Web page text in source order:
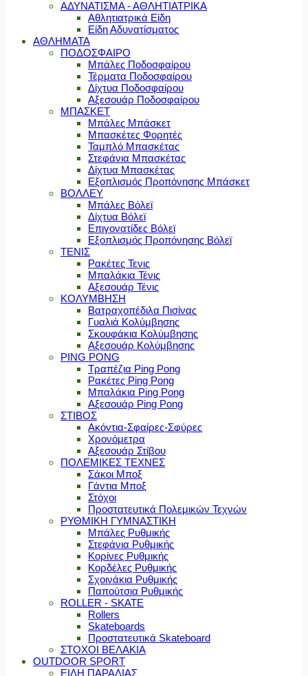
ΑΔΥΝΑΤΙΣΜΑ - ΑΘΛΗΤΙΑΤΡΙΚΑ
Αθλητιατρικά Είδη
Είδη Αδυνατίσματος
ΑΘΛΗΜΑΤΑ
ΠΟΔΟΣΦΑΙΡΟ
Μπάλες Ποδοσφαίρου
Τέρματα Ποδοσφαίρου
Δίχτυα Ποδοσφαίρου
Αξεσουάρ Ποδοσφαίρου
ΜΠΑΣΚΕΤ
Μπάλες Μπάσκετ
Μπασκέτες Φορητές
Ταμπλό Μπασκέτας
Στεφάνια Μπασκέτας
Δίχτυα Μπασκέτας
Εξοπλισμός Προπόνησης Μπάσκετ
ΒΟΛΛΕΥ
Μπάλες Βόλεϊ
Δίχτυα Βόλεϊ
Επιγονατίδες Βόλεϊ
Εξοπλισμός Προπόνησης Βόλεϊ
ΤΕΝΙΣ
Ρακέτες Τενις
Μπαλάκια Τένις
Αξεσουάρ Τένις
ΚΟΛΥΜΒΗΣΗ
Βατραχοπέδιλα Πισίνας
Γυαλιά Κολύμβησης
Σκουφάκια Κολύμβησης
Αξεσουάρ Κολύμβησης
PING PONG
Τραπέζια Ping Pong
Ρακέτες Ping Pong
Μπαλάκια Ping Pong
Αξεσουάρ Ping Pong
ΣΤΙΒΟΣ
Ακόντια-Σφαίρες-Σφύρες
Χρονόμετρα
Αξεσουάρ Στίβου
ΠΟΛΕΜΙΚΕΣ ΤΕΧΝΕΣ
Σάκοι Μποξ
Γάντια Μποξ
Στόχοι
Προστατευτικά Πολεμικών Τεχνών
ΡΥΘΜΙΚΗ ΓΥΜΝΑΣΤΙΚΗ
Μπάλες Ρυθμικής
Στεφάνια Ρυθμικής
Κορίνες Ρυθμικής
Κορδέλες Ρυθμικής
Σχοινάκια Ρυθμικής
Παπούτσια Ρυθμικής
ROLLER - SKATE
Rollers
Skateboards
Προστατευτικά Skateboard
ΣΤΟΧΟΙ ΒΕΛΑΚΙΑ
OUTDOOR SPORT
ΕΙΔΗ ΠΑΡΑΛΙΑΣ